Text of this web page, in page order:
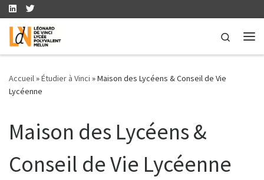
Skip to content
Search
Accueil»Étudier à Vinci »Maison des Lycéens & Conseil de Vie
Lycéenne
Maison des Lycéens &
Conseil de Vie Lycéenne